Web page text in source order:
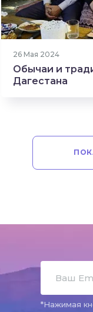
1991 прочтение
26 Мая 2024
Обычаи и
Дагестана
*Нажимая